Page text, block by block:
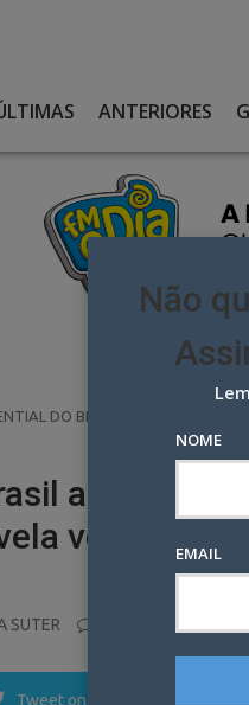
ANTERIORES
DO BRASIL APOSTA EM
aposta em
vertical
SUTER
Tweet on Twitter
Não
NOME
EMAIL